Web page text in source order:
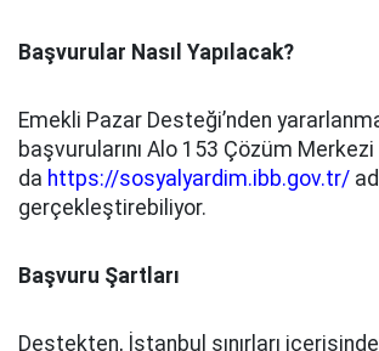
Başvurular Nasıl Yapılacak?
Emekli Pazar Desteği’nden
başvurularını Alo 153 Çözüm
da https://sosyalyardim.ibb.gov.tr/
gerçekleştirebiliyor.
Başvuru Şartları
Destekten, İstanbul sınırları